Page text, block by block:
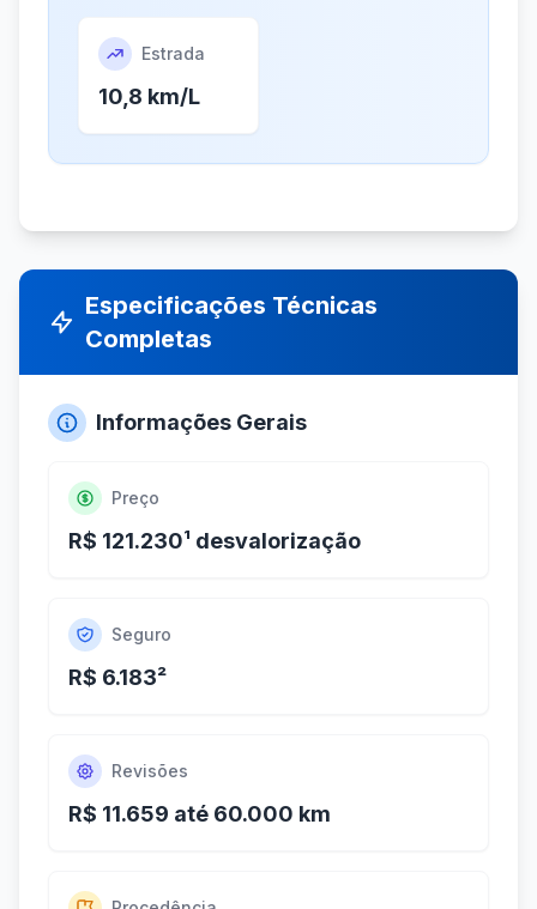
Estrada
10,8 km/L
Especificações Técnicas
Completas
Informações Gerais
Preço
R$ 121.230¹ desvalorização
Seguro
R$ 6.183²
Revisões
R$ 11.659 até 60.000 km